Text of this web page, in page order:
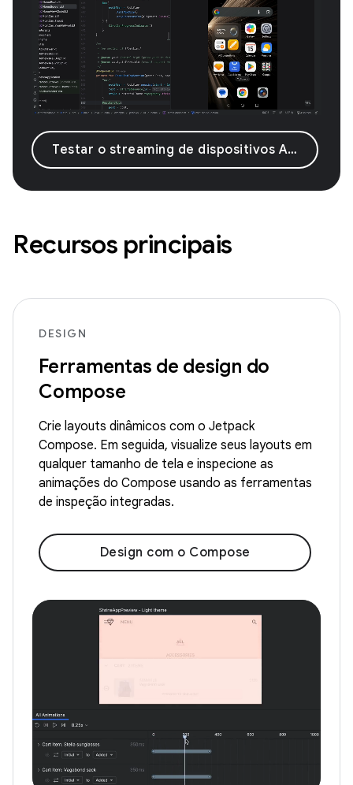
Testar o streaming de dispositivos Android
Recursos principais
DESIGN
Ferramentas de design do
Compose
Crie layouts dinâmicos com o Jetpack
Compose. Em seguida, visualize seus layouts em
qualquer tamanho de tela e inspecione as
animações do Compose usando as ferramentas
de inspeção integradas.
Design com o Compose